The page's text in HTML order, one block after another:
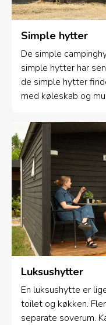
Simple hytter
De simple
simple hytter har
de simple hytter
med køleskab og
Luksushytter
En luksushytte er
toilet og køkken.
separate soverum.